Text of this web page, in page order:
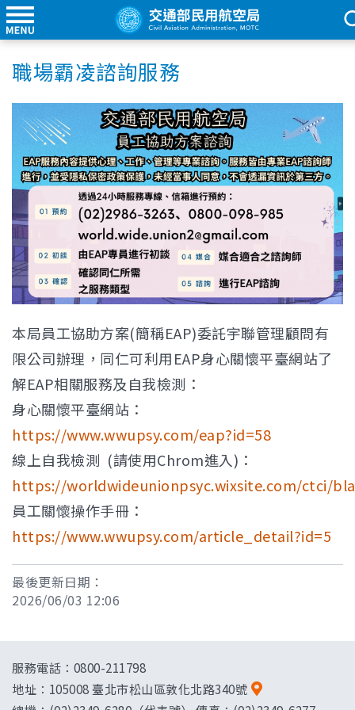
職場霸凌諮詢服務
本局員工協助方案(簡稱EAP)委託宇聯管理顧問有
限公司辦理，同仁可利用EAP身心關懷平臺網站了
解EAP相關服務及自我檢測：
身心關懷平臺網站：
https://www.wwupsy.com/eap?id=58
線上自我檢測 (請使用Chrom進入)：
https://worldwideunionpsyc.wixsite.com/ctci/
員工關懷操作手冊：
https://www.wwupsy.com/article_detail?id=5
最後更新日期：
2026/06/03 12:06
服務電話：0800-211798
地址： 105008 臺北市松山區敦化北路340號